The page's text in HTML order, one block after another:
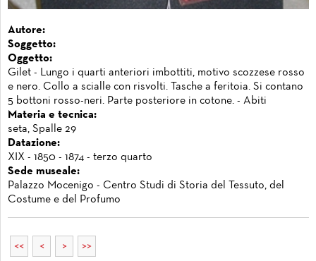
Autore:
Soggetto:
Oggetto:
Gilet - Lungo i quarti anteriori imbottiti, motivo scozzese rosso
e nero. Collo a scialle con risvolti. Tasche a feritoia. Si contano
5 bottoni rosso-neri. Parte posteriore in cotone. - Abiti
Materia e tecnica:
seta, Spalle 29
Datazione:
XIX - 1850 - 1874 - terzo quarto
Sede museale:
Palazzo Mocenigo - Centro Studi di Storia del Tessuto, del
Costume e del Profumo
<< < > >>